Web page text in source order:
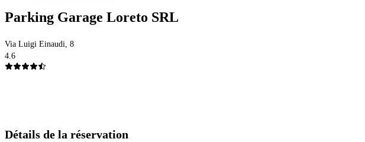
Parking Garage Loreto SRL
Via Luigi Einaudi, 8
4.6
Détails de la réservation